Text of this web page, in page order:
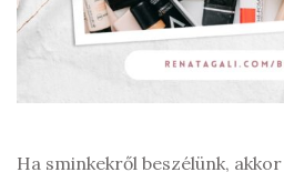
Ha sminkekről beszélünk,